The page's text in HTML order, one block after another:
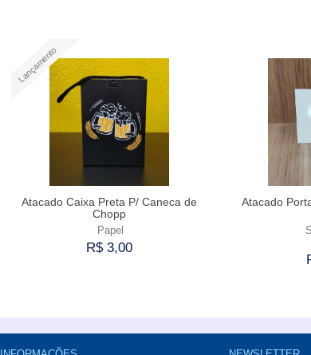
Lançamento
Atacado Caixa Preta P/ Caneca de
Chopp
Papel
R$ 3,00
Atacado